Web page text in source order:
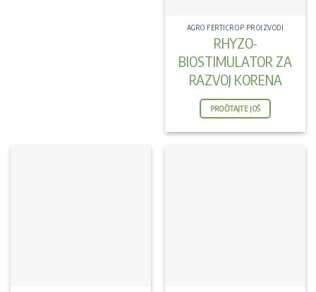
AGRO FERTICROP PROIZVODI
RHYZO-
BIOSTIMULATOR ZA
RAZVOJ KORENA
PROČITAJTE JOŠ